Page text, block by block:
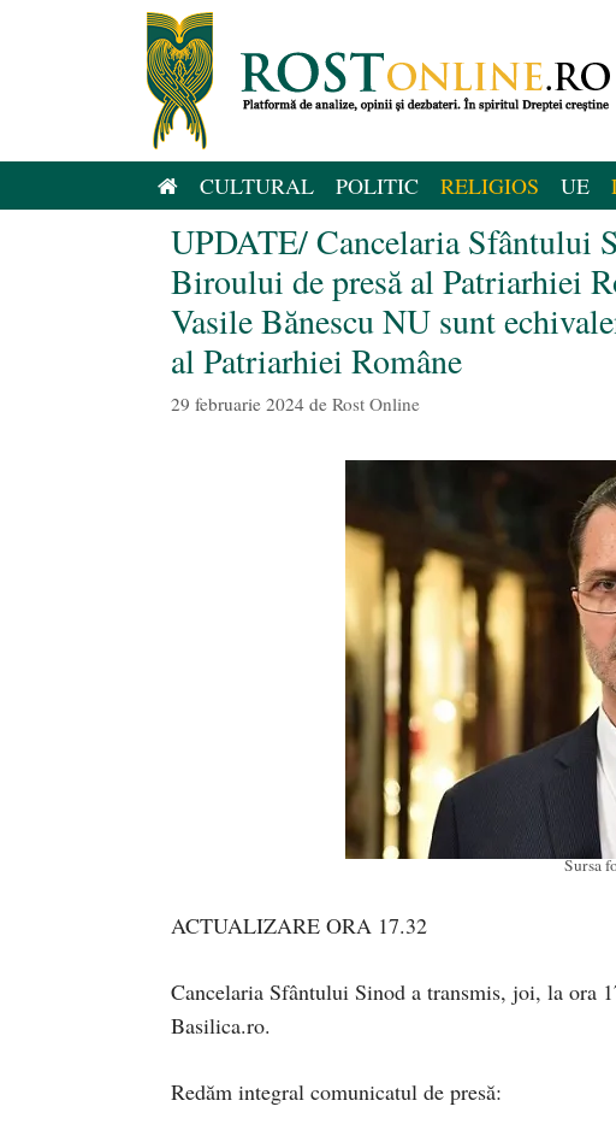
CULTURAL POLITIC RELIGIOS UE
UPDATE/ Cancelaria
Biroului de presă al Patriarhiei
Vasile Bănescu NU sunt
al Patriarhiei Române
29 februarie 2024 de Rost Online
Sursa
ACTUALIZARE ORA 17.32
Cancelaria Sfântului Sinod a transmis, joi, la ora
Basilica.ro.
Redăm integral comunicatul de presă: